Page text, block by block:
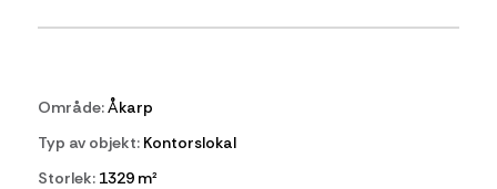
Område:Åkarp
Typ av objekt:Kontorslokal
Storlek:1329 m²